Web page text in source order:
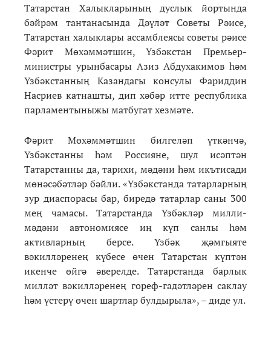
Татарстан Халыкларының дуслык йортында
бәйрәм тантанасында Дәүләт Советы Рәисе,
Татарстан халыклары ассамблеясы советы рәисе
Фәрит Мөхәммәтшин, Үзбәкстан Премьер-
министры урынбасары Азиз Абдухакимов һәм
Үзбәкстанның Казандагы консулы Фариддин
Насриев катнашты, дип хәбәр итте республика
парламентыныжы матбугат хезмәте.
Фәрит Мөхәммәтшин билгеләп үткәнчә,
Үзбәкстанны һәм Россияне, шул исәптән
Татарстанны да, тарихи, мәдәни һәм икътисади
мөнәсәбәтләр бәйли. «Үзбәкстанда татарларның
зур диаспорасы бар, биредә татарлар саны 300
мең чамасы. Татарстанда Үзбәкләр милли-
мәдәни автономиясе иң күп санлы һәм
активларның берсе. Үзбәк җәмгыяте
вәкилләренең күбесе өчен Татарстан күптән
икенче өйгә әверелде. Татарстанда барлык
милләт вәкилләренең гореф-гадәтләрен саклау
һәм үстерү өчен шартлар булдырыла», – диде ул.